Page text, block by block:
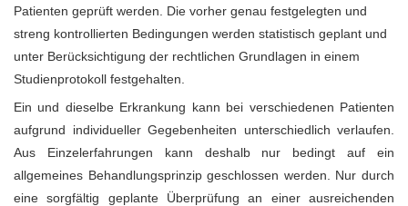
Patienten geprüft werden. Die vorher genau festgelegten und
streng kontrollierten Bedingungen werden statistisch geplant und
unter Berücksichtigung der rechtlichen Grundlagen in einem
Studienprotokoll festgehalten.
Ein und dieselbe Erkrankung kann bei verschiedenen Patienten
aufgrund individueller Gegebenheiten unterschiedlich verlaufen.
Aus Einzelerfahrungen kann deshalb nur bedingt auf ein
allgemeines Behandlungsprinzip geschlossen werden. Nur durch
eine sorgfältig geplante Überprüfung an einer ausreichenden